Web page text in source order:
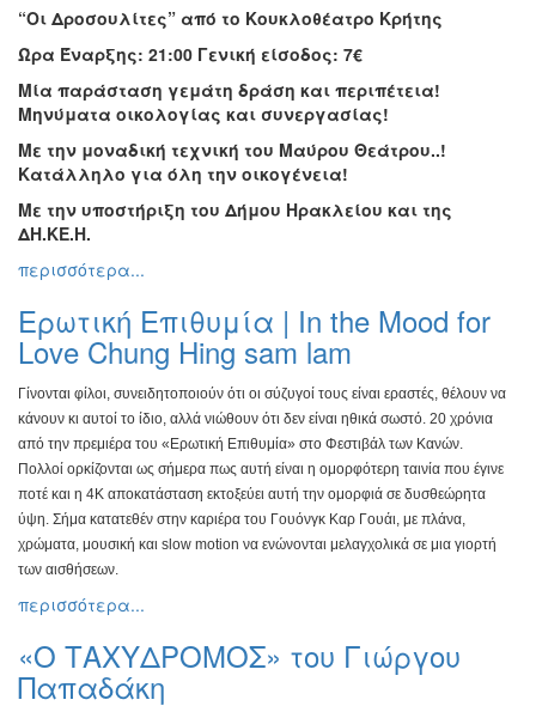
“Οι Δροσουλίτες” από το Κουκλοθέατρο Κρήτης
Ώρα Έναρξης: 21:00 Γενική είσοδος: 7€
Μία παράσταση γεμάτη δράση και περιπέτεια!
Μηνύματα οικολογίας και συνεργασίας!
Με την μοναδική τεχνική του Μαύρου Θεάτρου..!
Κατάλληλο για όλη την οικογένεια!
Με την υποστήριξη του Δήμου Ηρακλείου και της
ΔΗ.ΚΕ.Η.
περισσότερα...
Ερωτική Επιθυμία | In the Mood for
Love Chung Hing sam lam
Γίνονται φίλοι, συνειδητοποιούν ότι οι σύζυγοί τους είναι εραστές, θέλουν να
κάνουν κι αυτοί το ίδιο, αλλά νιώθουν ότι δεν είναι ηθικά σωστό. 20 χρόνια
από την πρεμιέρα του «Ερωτική Επιθυμία» στο Φεστιβάλ των Κανών.
Πολλοί ορκίζονται ως σήμερα πως αυτή είναι η ομορφότερη ταινία που έγινε
ποτέ και η 4Κ αποκατάσταση εκτοξεύει αυτή την ομορφιά σε δυσθεώρητα
ύψη. Σήμα κατατεθέν στην καριέρα του Γουόνγκ Καρ Γουάι, με πλάνα,
χρώματα, μουσική και slow motion να ενώνονται μελαγχολικά σε μια γιορτή
των αισθήσεων.
περισσότερα...
«Ο ΤΑΧΥΔΡΟΜΟΣ» του Γιώργου
Παπαδάκη